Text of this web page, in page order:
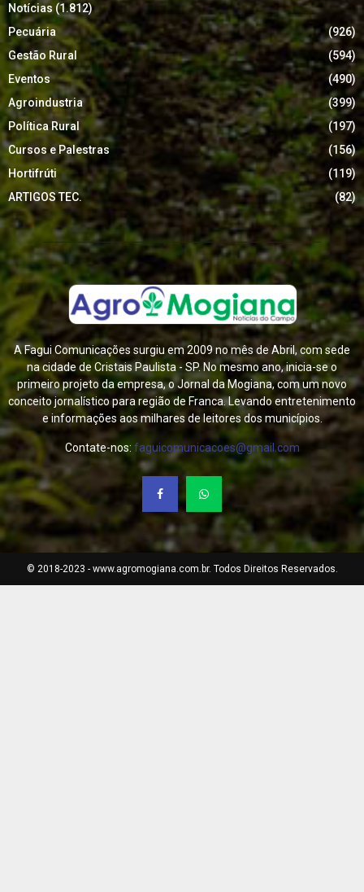
Notícias (1.812)
Pecuária
(926)
Gestão Rural
(594)
Eventos
(490)
Agroindustria
(399)
Política Rural
(197)
Cursos e Palestras
(156)
Hortifrúti
(119)
ARTIGOS TEC.
(82)
A Fagui Comunicações surgiu em 2009 no mês de Abril, com sede
na cidade de Cristais Paulista - SP. No mesmo ano, inicia-se o
primeiro projeto da empresa, o Jornal da Mogiana, com um novo
conceito jornalístico para região de Franca. Levando entretenimento
e informações aos milhares de leitores dos municípios.
Contate-nos: faguicomunicacoes@gmail.com
© 2018-2023 - www.agromogiana.com.br. Todos Direitos Reservados.